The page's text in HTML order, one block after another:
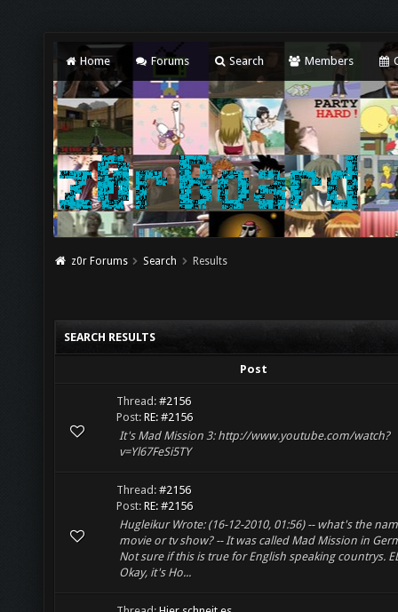
Home Forums Search Members
z0r Forums Search Results
SEARCH RESULTS
Post
Thread: #2156
Post: RE: #2156
It's Mad Mission 3: http://www.youtube.com/watch?
v=Yl67FeSi5TY
Thread: #2156
Post: RE: #2156
Hugleikur Wrote: (16-12-2010, 01:56) -- what's the
movie or tv show? -- It was called Mad Mission in
Not sure if this is true for English speaking countrys.
Okay, it's Ho...